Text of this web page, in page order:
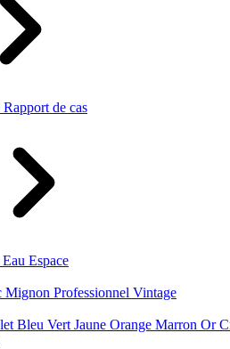
Rapport de cas
Eau Espace
Mignon Professionnel Vintage
Bleu Vert Jaune Orange Marron Or